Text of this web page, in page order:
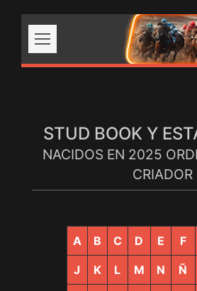
STUD BOOK Y
NACIDOS EN 2025
CRIADOR
A B C D E F
J K L M N Ñ